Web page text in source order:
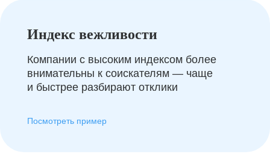
Индекс вежливости
Компании с высоким индексом более
внимательны к соискателям — чаще
и быстрее разбирают отклики
Посмотреть пример